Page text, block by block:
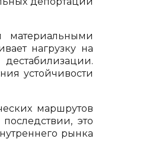
материальными
нагрузку на
устойчивости
маршрутов
это
рынка